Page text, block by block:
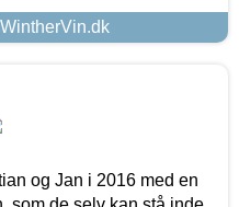
og Jan i 2016 med en